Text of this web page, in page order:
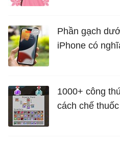
Phần gạch
iPhone có
1000+ công
cách chế